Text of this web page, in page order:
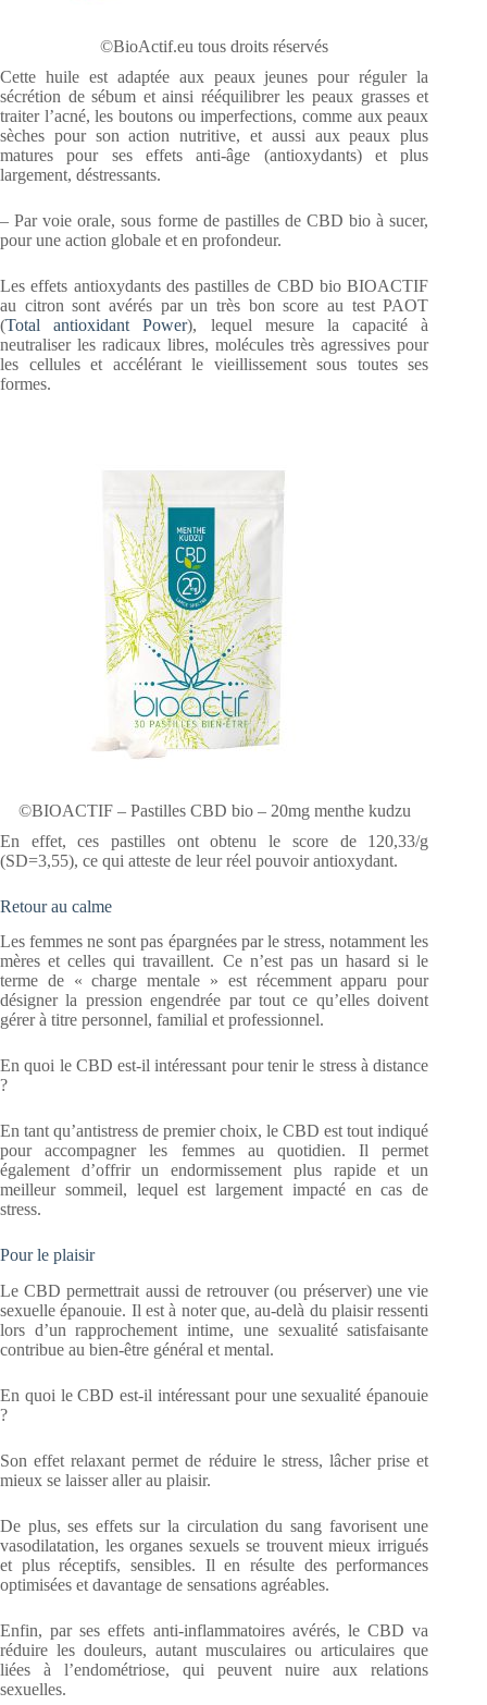
©BioActif.eu tous droits réservés
Cette huile est adaptée aux peaux jeunes pour réguler la
sécrétion de sébum et ainsi rééquilibrer les peaux grasses et
traiter l’acné, les boutons ou imperfections, comme aux peaux
sèches pour son action nutritive, et aussi aux peaux plus
matures pour ses effets anti-âge (antioxydants) et plus
largement, déstressants.
– Par voie orale, sous forme de pastilles de CBD bio à sucer,
pour une action globale et en profondeur.
Les effets antioxydants des pastilles de CBD bio BIOACTIF
au citron sont avérés par un très bon score au test PAOT
(Total antioxidant Power), lequel mesure la capacité à
neutraliser les radicaux libres, molécules très agressives pour
les cellules et accélérant le vieillissement sous toutes ses
formes.
©BIOACTIF – Pastilles CBD bio – 20mg menthe kudzu
En effet, ces pastilles ont obtenu le score de 120,33/g
(SD=3,55), ce qui atteste de leur réel pouvoir antioxydant.
Retour au calme
Les femmes ne sont pas épargnées par le stress, notamment les
mères et celles qui travaillent. Ce n’est pas un hasard si le
terme de « charge mentale » est récemment apparu pour
désigner la pression engendrée par tout ce qu’elles doivent
gérer à titre personnel, familial et professionnel.
En quoi le CBD est-il intéressant pour tenir le stress à distance
?
En tant qu’antistress de premier choix, le CBD est tout indiqué
pour accompagner les femmes au quotidien. Il permet
également d’offrir un endormissement plus rapide et un
meilleur sommeil, lequel est largement impacté en cas de
stress.
Pour le plaisir
Le CBD permettrait aussi de retrouver (ou préserver) une vie
sexuelle épanouie. Il est à noter que, au-delà du plaisir ressenti
lors d’un rapprochement intime, une sexualité satisfaisante
contribue au bien-être général et mental.
En quoi le CBD est-il intéressant pour une sexualité épanouie
?
Son effet relaxant permet de réduire le stress, lâcher prise et
mieux se laisser aller au plaisir.
De plus, ses effets sur la circulation du sang favorisent une
vasodilatation, les organes sexuels se trouvent mieux irrigués
et plus réceptifs, sensibles. Il en résulte des performances
optimisées et davantage de sensations agréables.
Enfin, par ses effets anti-inflammatoires avérés, le CBD va
réduire les douleurs, autant musculaires ou articulaires que
liées à l’endométriose, qui peuvent nuire aux relations
sexuelles.